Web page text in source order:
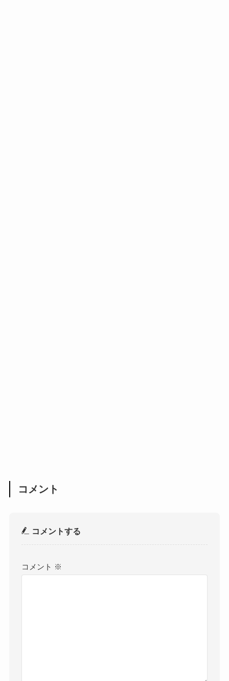
コメント
コメントする
コメント ※